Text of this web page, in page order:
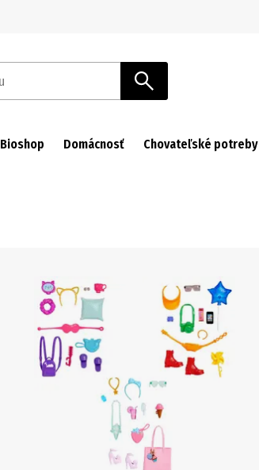
Bioshop Domácnosť Chovateľské potreby